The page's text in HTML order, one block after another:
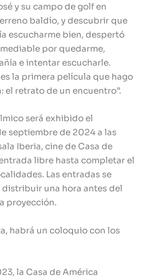
y su campo de golf en
baldío, y descubrir que
escucharme bien, despertó
por quedarme,
e intentar escucharle.
la primera película que hago
el retrato de un encuentro”.
será exhibido el
septiembre de 2024 a las
Iberia, cine de Casa de
libre hasta completar el
Las entradas se
distribuir una hora antes del
proyección.
habrá un coloquio con los
la Casa de América